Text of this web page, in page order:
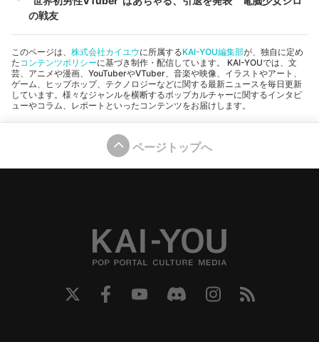
の戦友
このページは、 株式会社カイユウに所属するKAI-YOU編集部が、独自に定め
た コンテンツポリシーに基づき制作・配信しています。 KAI-YOUでは、文
芸、アニメや漫画、YouTuberやVTuber、音楽や映像、イラストやアート、
ゲーム、ヒップホップ、テクノロジーなどに関する最新ニュースを毎日更新
しています。様々なジャンルを横断するポップカルチャーに関するインタビ
ューやコラム、レポートといったコンテンツをお届けします。
ページトップへ